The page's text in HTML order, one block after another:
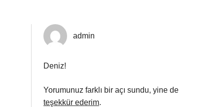
admin
Deniz!
Yorumunuz farklı bir açı sundu, yine de
teşekkür ederim.